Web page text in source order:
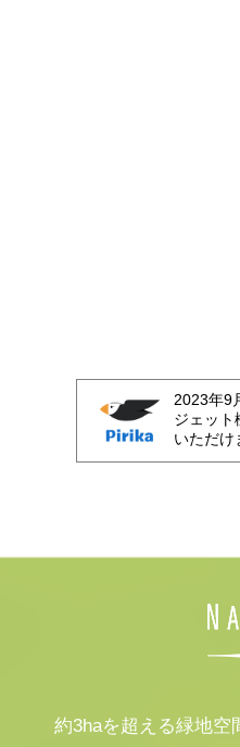
2023年9
ジェット
いただけ
約3haを超える緑地空